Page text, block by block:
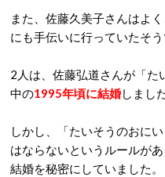
また、佐藤久美子さんはよ
にも手伝いに行っていたそう
2人は、佐藤弘道さんが「た
中の1995年頃に結婚しました
しかし、「たいそうのおに
はならないというルールが
結婚を秘密にしていました。